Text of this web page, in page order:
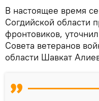
В настоящее время
Согдийской области
фронтовиков,
Совета ветеранов
области Шавкат